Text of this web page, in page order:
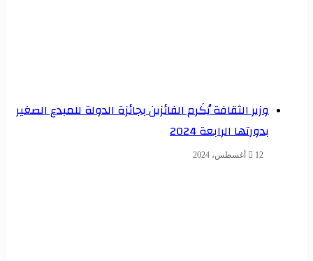
وزير الثقافة يُكَرم الفائزين بجائزة الدولة للمبدع الصغير
بدورتها الرابعة 2024
12 أغسطس، 2024